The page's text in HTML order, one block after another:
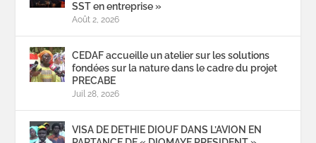
SST en entreprise »
Août 2, 2026
CEDAF accueille un atelier sur les solutions
fondées sur la nature dans le cadre du projet
PRECABE
Juil 28, 2026
VISA DE DETHIE DIOUF DANS L’AVION EN